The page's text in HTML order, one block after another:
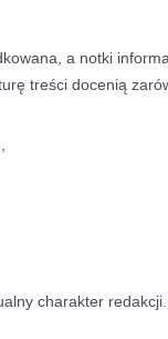
a notki
treści docenią
charakter